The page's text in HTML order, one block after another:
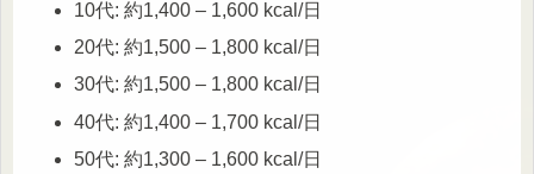
10代: 約1,400 – 1,600 kcal/日
20代: 約1,500 – 1,800 kcal/日
30代: 約1,500 – 1,800 kcal/日
40代: 約1,400 – 1,700 kcal/日
50代: 約1,300 – 1,600 kcal/日